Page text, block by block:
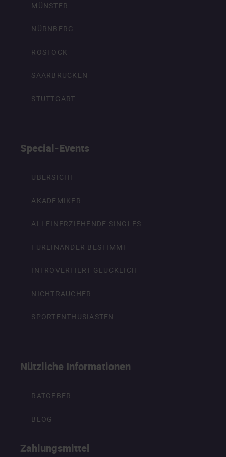
MÜNSTER
NÜRNBERG
ROSTOCK
SAARBRÜCKEN
STUTTGART
Special-Events
ÜBERSICHT
AKADEMIKER
ALLEINERZIEHENDE SINGLES
FÜREINANDER BESTIMMT
INTROVERTIERT GLÜCKLICH
NICHTRAUCHER
SPORTENTHUSIASTEN
Nützliche Informationen
RATGEBER
BLOG
Zahlungsmittel